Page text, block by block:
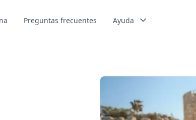
Preguntas frecuentes Ayuda